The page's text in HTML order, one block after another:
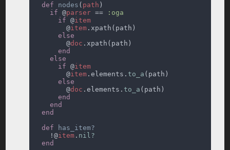
def nodes ( path
if @parser ==
if @
        @
item
        @
doc
if @
        @
item .elements. to_a
        @
doc .elements. to_a
def
    !@
item .